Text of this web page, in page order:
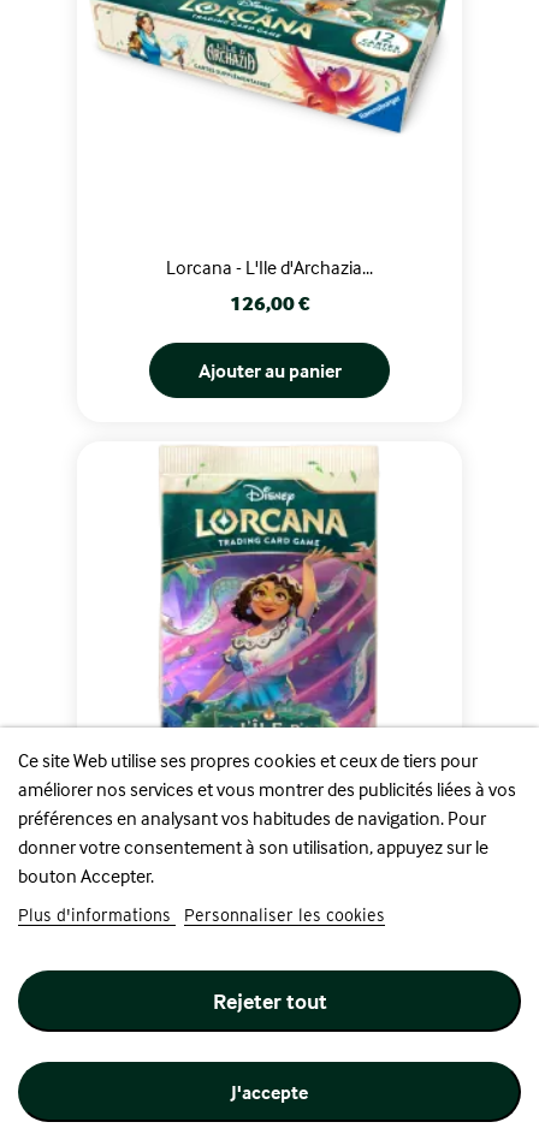
Lorcana - L'Ile d'Archazia...
Prix
126,00 €
Ajouter au panier
Lorcana - L'Ile d'Archazia...
Ajouter au panier
Ce site Web utilise ses propres cookies et ceux de tiers pour
améliorer nos services et vous montrer des publicités liées à vos
préférences en analysant vos habitudes de navigation. Pour
donner votre consentement à son utilisation, appuyez sur le
bouton Accepter.
Plus d'informations Personnaliser les cookies
Rejeter tout
J'accepte